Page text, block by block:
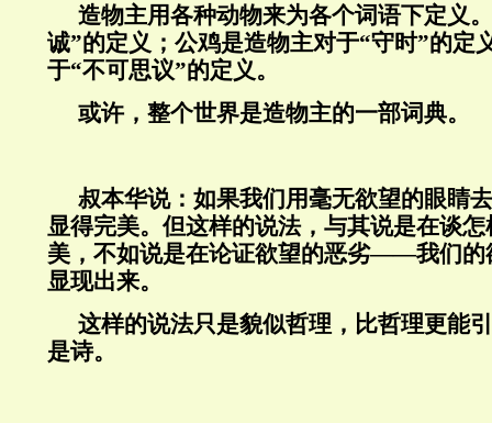
造物主用各种动物来为各个词语下定义
诚”的定义；公鸡是造物主对于“守时”的定
于“不可思议”的定义。
或许，整个世界是造物主的一部词典。
叔本华说：如果我们用毫无欲望的眼睛
显得完美。但这样的说法，与其说是在谈
美，不如说是在论证欲望的恶劣——我们的
显现出来。
这样的说法只是貌似哲理，比哲理更能
是诗。